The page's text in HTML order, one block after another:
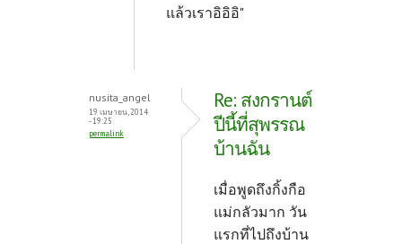
แล้วเราอิอิอิ"
nusita_angel
19 เมษายน, 2014
- 19:25
permalink
Re: สงกรานต์
ปีนี้ที่สุพรรณ
บ้านฉัน
เมื่อพูดถึงกิ้งกือ
แม่กลัวมาก วัน
แรกที่ไปถึงบ้าน